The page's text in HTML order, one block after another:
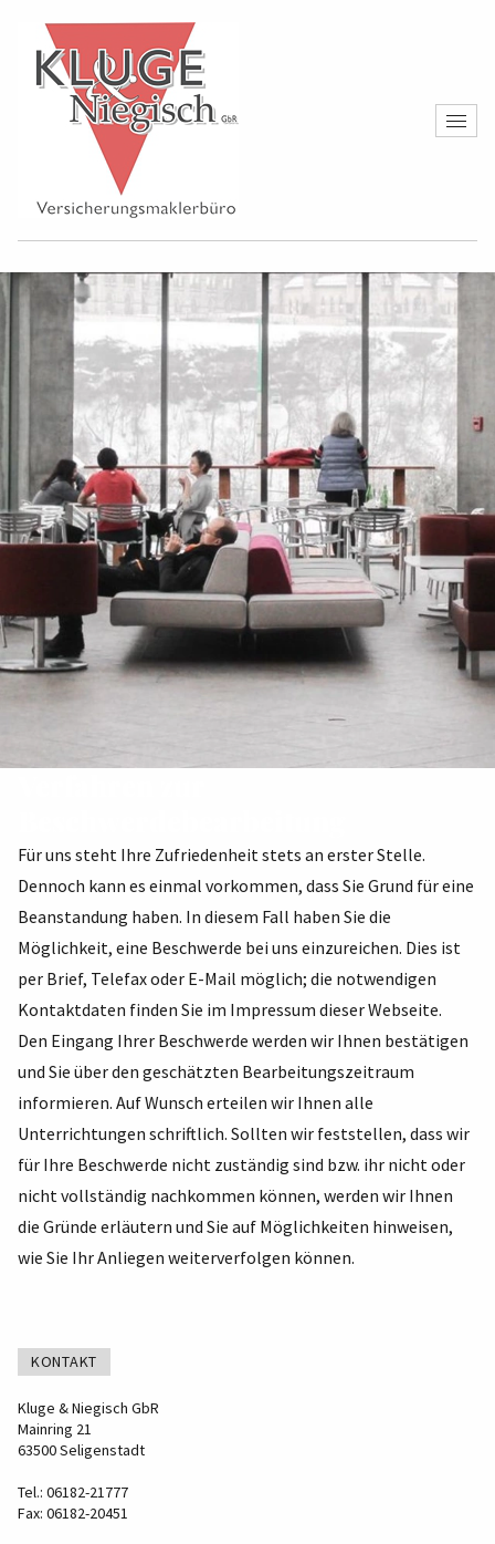
Für uns steht Ihre Zufriedenheit stets an erster Stelle.
Dennoch kann es einmal vorkommen, dass Sie Grund für eine
Beanstandung haben. In diesem Fall haben Sie die
Möglichkeit, eine Beschwerde bei uns einzureichen. Dies ist
per Brief, Telefax oder E-Mail möglich; die notwendigen
Kontaktdaten finden Sie im Impressum dieser Webseite.
Den Eingang Ihrer Beschwerde werden wir Ihnen bestätigen
und Sie über den geschätzten Bearbeitungszeitraum
informieren. Auf Wunsch erteilen wir Ihnen alle
Unterrichtungen schriftlich. Sollten wir feststellen, dass wir
für Ihre Beschwerde nicht zuständig sind bzw. ihr nicht oder
nicht vollständig nachkommen können, werden wir Ihnen
die Gründe erläutern und Sie auf Möglichkeiten hinweisen,
wie Sie Ihr Anliegen weiterverfolgen können.
KONTAKT
Kluge & Niegisch GbR
Mainring 21
63500 Seligenstadt
Tel.: 06182-21777
Fax: 06182-20451